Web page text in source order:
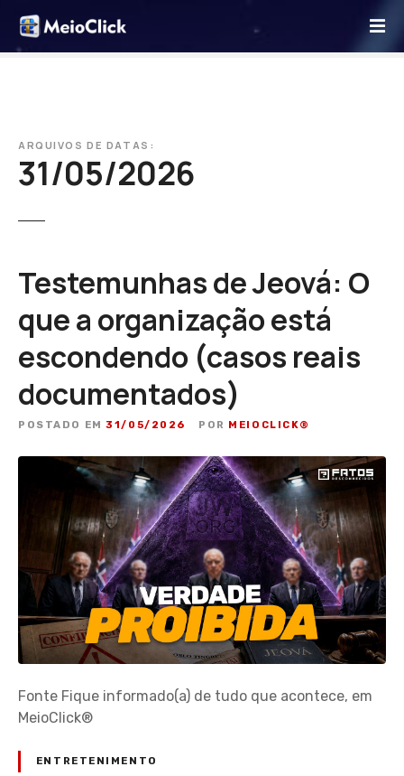
p
ARQUIVOS DE DATAS:
31/05/2026
Testemunhas de Jeová: O
que a organização está
escondendo (casos reais
documentados)
POSTADO EM 31/05/2026 POR MEIOCLICK®
Fonte Fique informado(a) de tudo que acontece, em
MeioClick®
ENTRETENIMENTO